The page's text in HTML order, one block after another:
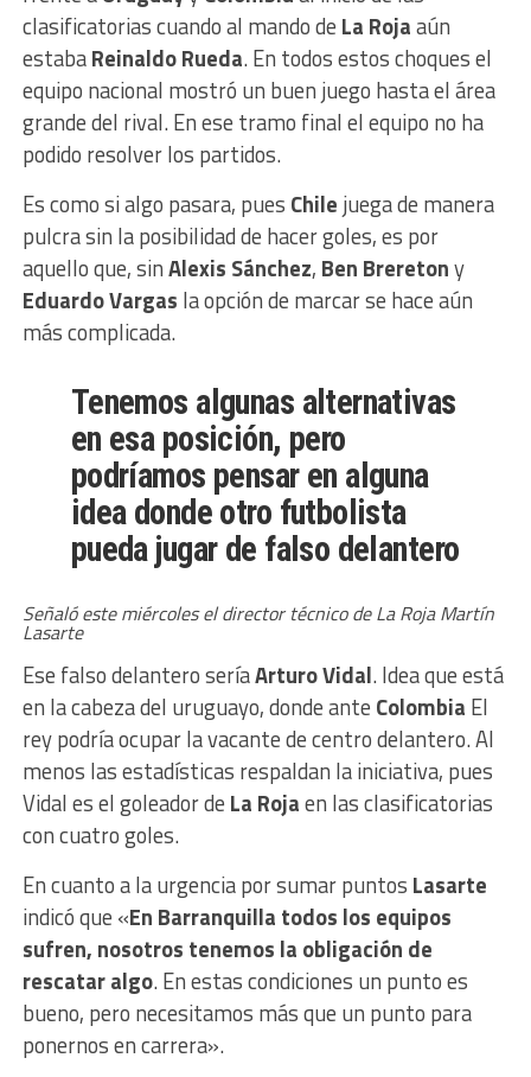
clasificatorias cuando al mando de La Rojaaún
estabaReinaldo Rueda. En todos estos choques el
equipo nacional mostró un buen juego hasta el área
grande del rival. En ese tramo final el equipo no ha
podido resolver los partidos.
Es como si algo pasara, pues Chile juega de manera
pulcra sin la posibilidad de hacer goles, es por
aquello que, sinAlexis Sánchez, Ben Breretony
Eduardo Vargas la opción de marcar se hace aún
más complicada.
Tenemos algunas alternativas
en esa posición, pero
podríamos pensar en alguna
idea donde otro futbolista
pueda jugar de falso delantero
Señaló este miércoles el director técnico de La Roja Martín
Lasarte
Ese falso delantero seríaArturo Vidal. Idea que está
en la cabeza del uruguayo, donde ante Colombia El
rey podría ocupar la vacante de centro delantero. Al
menos las estadísticas respaldan la iniciativa, pues
Vidal es el goleador de La Rojaen las clasificatorias
con cuatro goles.
En cuanto a la urgencia por sumar puntos Lasarte
indicó que «En Barranquilla todos los equipos
sufren, nosotros tenemos la obligación de
rescatar algo. En estas condiciones un punto es
bueno, pero necesitamos más que un punto para
ponernos en carrera».